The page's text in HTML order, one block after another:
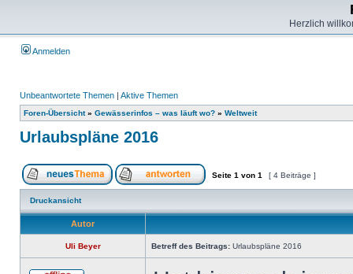
Herzlich
Anmelden
Unbeantwortete Themen | Aktive Themen
Foren-Übersicht» Gewässerinfos – was läuft wo? » Weltweit
Urlaubspläne 2016
Seite 1 von 1 [ 4 Beiträge ]
Druckansicht
Autor
Uli Beyer Betreff des Beitrags: Urlaubspläne 2016